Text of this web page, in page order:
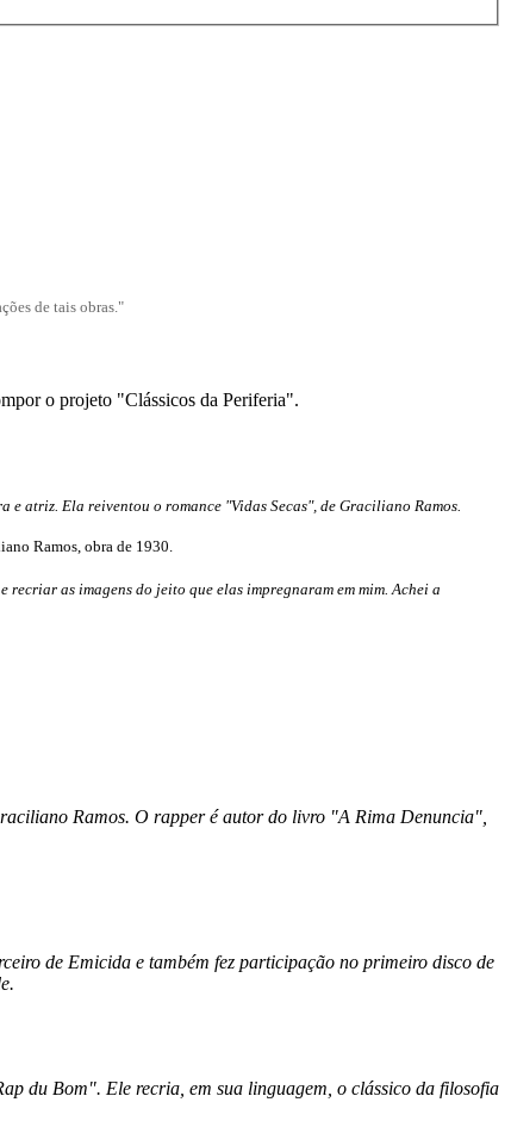
de tais obras."
o projeto "Clássicos da Periferia".
atriz. Ela reiventou o romance "Vidas Secas", de Graciliano Ramos.
Ramos, obra de 1930.
as imagens do jeito que elas impregnaram em mim. Achei a
Ramos. O rapper é autor do livro "A Rima Denuncia",
de Emicida e também fez participação no primeiro disco de
du Bom". Ele recria, em sua linguagem, o clássico da filosofia